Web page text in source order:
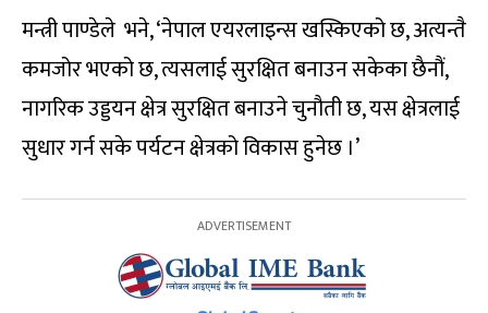
मन्त्री पाण्डेले भने, ‘नेपाल एयरलाइन्स खस्किएको छ, अत्यन्तै
कमजोर भएको छ, त्यसलाई सुरक्षित बनाउन सकेका छैनौं,
नागरिक उड्डयन क्षेत्र सुरक्षित बनाउने चुनौती छ, यस क्षेत्रलाई
सुधार गर्न सके पर्यटन क्षेत्रको विकास हुनेछ ।’